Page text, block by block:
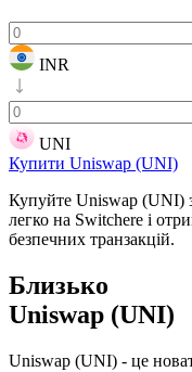
INR
UNI
Купити Uniswap (UNI)
Купуйте Uniswap (UNI)
легко на Switchere і
безпечних транзакцій.
Близько
Uniswap (UNI)
Uniswap (UNI) - це